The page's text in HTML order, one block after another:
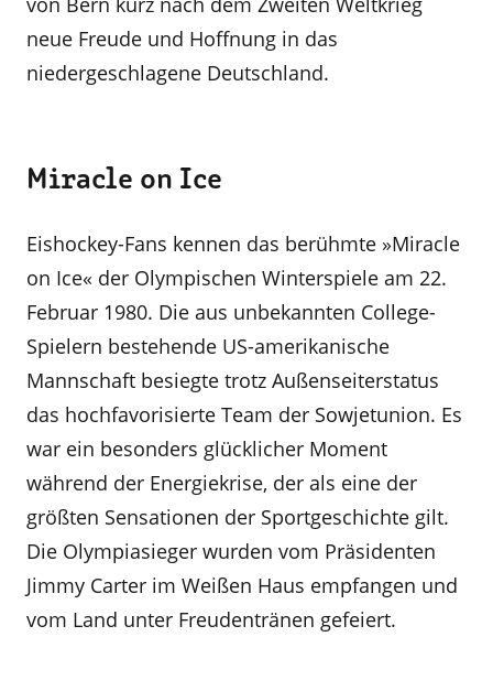
neue Freude und Hoffnung in das
niedergeschlagene Deutschland.
Miracle on Ice
Eishockey-Fans kennen das berühmte »Miracle
on Ice« der Olympischen Winterspiele am 22.
Februar 1980. Die aus unbekannten College-
Spielern bestehende US-amerikanische
Mannschaft besiegte trotz Außenseiterstatus
das hochfavorisierte Team der Sowjetunion. Es
war ein besonders glücklicher Moment
während der Energiekrise, der als eine der
größten Sensationen der Sportgeschichte gilt.
Die Olympiasieger wurden vom Präsidenten
Jimmy Carter im Weißen Haus empfangen und
vom Land unter Freudentränen gefeiert.